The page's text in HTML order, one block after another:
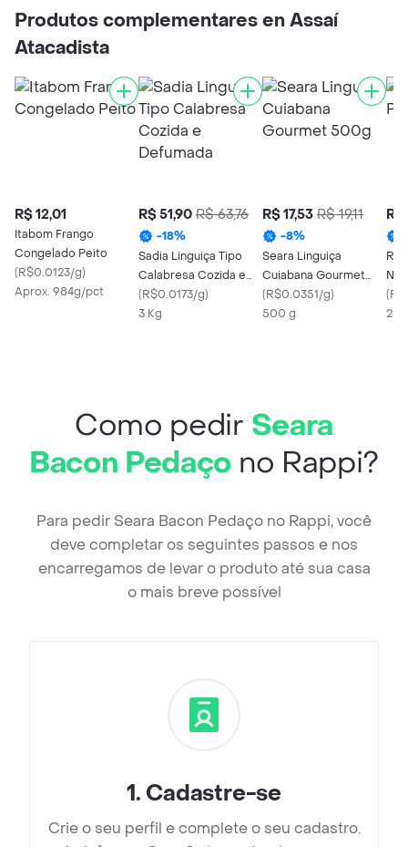
Produtos complementares en Assaí
Atacadista
R$ 12,01
Itabom Frango
Congelado Peito
(R$0.0123/g)
Aprox. 984g/pct
R$ 51,90 R$ 63,76
-18%
Sadia Linguiça Tipo
Calabresa Cozida e
Defumada
(R$0.0173/g)
3 Kg
R$ 17,53 R$ 19,11
-8%
Seara Linguiça
Cuiabana Gourmet
500g
(R$0.0351/g)
500 g
R$
N35
(
25
Como pedir Seara
Bacon Pedaço no Rappi?
Para pedir Seara Bacon Pedaço no Rappi, você
deve completar os seguintes passos e nos
encarregamos de levar o produto até sua casa
o mais breve possível
1. Cadastre-se
Crie o seu perfil e complete o seu cadastro.